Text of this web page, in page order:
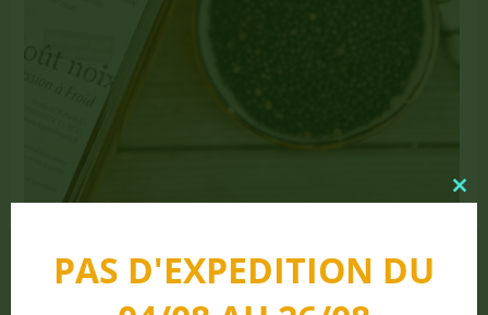
PRÉCÉDENT
PAS D'EXPEDITION DU